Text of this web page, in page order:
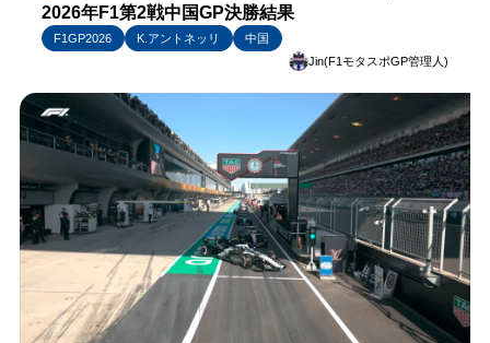
2026年F1第2戦中国GP決勝結果
F1GP2026 K.アントネッリ
中国
Jin(F1モタスポGP管理人)